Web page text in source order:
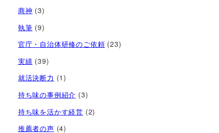
商神 (3)
執筆 (9)
官庁・自治体研修のご依頼 (23)
実績 (39)
就活決断力 (1)
持ち味の事例紹介 (3)
持ち味を活かす経営​ (2)
推薦者の声 (4)